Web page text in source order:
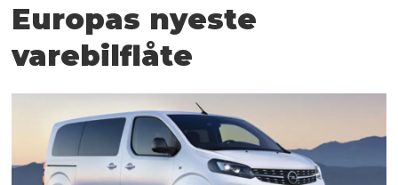
Europas nyeste
varebilflåte